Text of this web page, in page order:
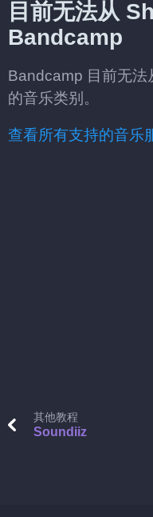
目前无法从
Bandcamp
Bandcamp 目前无法
的音乐类别。
查看所有支持的音乐
其他教程
Soundiiz